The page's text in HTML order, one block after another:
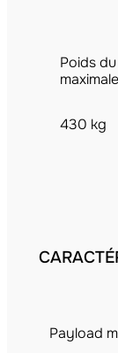
Poids
maximale
430 kg
Payload